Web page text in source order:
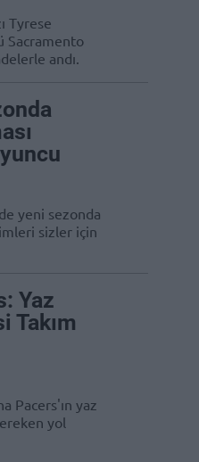
Tyrese
Sacramento
andı.
yeni sezonda
sizler için
Yaz
Takım
Pacers'ın yaz
yol